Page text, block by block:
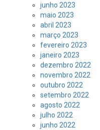
junho 2023
maio 2023
abril 2023
março 2023
fevereiro 2023
janeiro 2023
dezembro 2022
novembro 2022
outubro 2022
setembro 2022
agosto 2022
julho 2022
junho 2022